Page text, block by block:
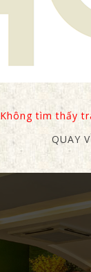
Không tìm thấy
QUAY